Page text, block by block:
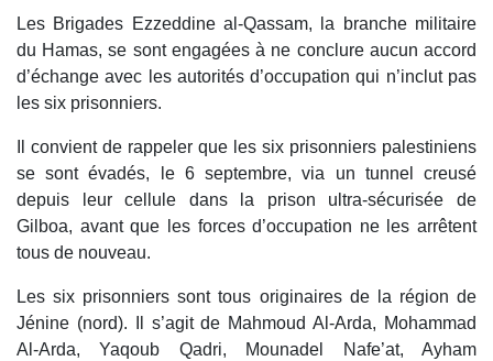
Les Brigades Ezzeddine al-Qassam, la branche militaire
du Hamas, se sont engagées à ne conclure aucun accord
d’échange avec les autorités d’occupation qui n’inclut pas
les six prisonniers.
Il convient de rappeler que les six prisonniers palestiniens
se sont évadés, le 6 septembre, via un tunnel creusé
depuis leur cellule dans la prison ultra-sécurisée de
Gilboa, avant que les forces d’occupation ne les arrêtent
tous de nouveau.
Les six prisonniers sont tous originaires de la région de
Jénine (nord). Il s’agit de Mahmoud Al-Arda, Mohammad
Al-Arda, Yaqoub Qadri, Mounadel Nafe’at, Ayham